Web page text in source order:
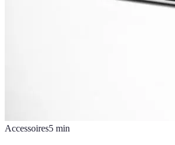
Accessoires5 min